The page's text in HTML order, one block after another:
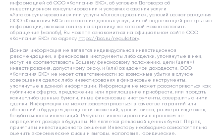
информацией об ООО «Компания БКС», об условиях Договора об
инвестиционном консультировании и условиях оказания услуги
«Автоконсультирование» или услуги «Автоследование», условий вознаграждения
ООО «Компания БКС» за оказание данных услуг, и иной подлежащей раскрытию
информации, включая ссылку на страницу на которой можно оставить
обращение (жалобу), Вы можете ознакомиться на официальном сайте ООО
«Компания БКС» по адресу https://bcs.ru/regulatory.
Данная информация не является индивидуальной инвестиционной
рекомендацией, и финансовые инструменты либо сделки, упомянутые в ней,
могут не соответствовать Вашему финансовому положению, цели (целям)
инвестирования, допустимому риску, и (или) ожидаемой доходности. ООО
«Компания БКС» не несет ответственности за возможные убытки в случае
совершения сделок либо инвестирования в финансовые инструменты,
упомянутые в данной информации. Информация не может рассматриваться как
публичная оферта, предложение или приглашение приобрести, или продать
какие-либо ценные бумаги, иные финансовые инструменты, совершить с ними
сделки. Информация не может рассматриваться в качестве гарантий или
обещаний в будущем доходности вложений, уровня риска, размера издержек,
безубыточности инвестиций. Результат инвестирования в прошлом не
определяет дохода в будущем. Не является рекламой ценных бумаг. Перед
принятием инвестиционного решения Инвестору необходимо самостоятельно
оценить экономические риски и выгоды, налоговые, юридические,